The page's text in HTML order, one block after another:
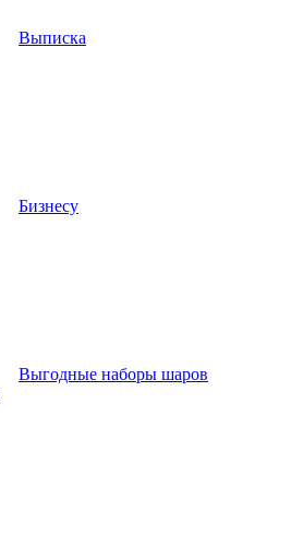
Выписка
Бизнесу
Выгодные наборы шаров